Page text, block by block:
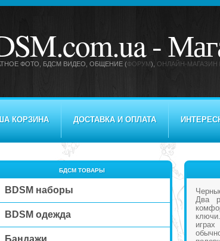
-
ФОТО, БДСМ ВИДЕО , ОБЩЕНИЕ (ФОРУМ), ОНЛАЙН-МАГАЗИН
КОРЗИНА ДОСТАВКА И ОПЛАТА
БДСМ ТОВАРЫ
BDSM наборы
BDSM одежда
Бандажи
Два